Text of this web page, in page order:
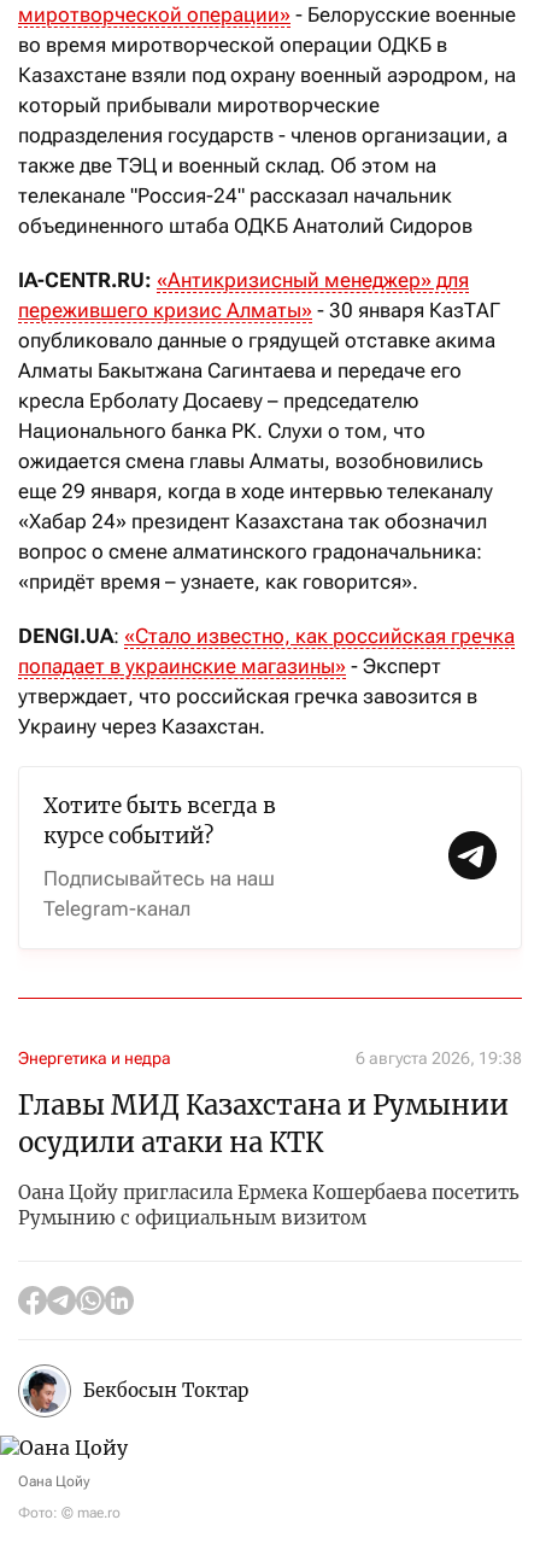
миротворческой операции» - Белорусские военные
во время миротворческой операции ОДКБ в
Казахстане взяли под охрану военный аэродром, на
который прибывали миротворческие
подразделения государств - членов организации, а
также две ТЭЦ и военный склад. Об этом на
телеканале "Россия-24" рассказал начальник
объединенного штаба ОДКБ Анатолий Сидоров
IA-CENTR.RU: «Антикризисный менеджер» для
пережившего кризис Алматы» - 30 января КазТАГ
опубликовало данные о грядущей отставке акима
Алматы Бакытжана Сагинтаева и передаче его
кресла Ерболату Досаеву – председателю
Национального банка РК. Слухи о том, что
ожидается смена главы Алматы, возобновились
еще 29 января, когда в ходе интервью телеканалу
«Хабар 24» президент Казахстана так обозначил
вопрос о смене алматинского градоначальника:
«придёт время – узнаете, как говорится».
DENGI.UA: «Стало известно, как российская гречка
попадает в украинские магазины» - Эксперт
утверждает, что российская гречка завозится в
Украину через Казахстан.
Хотите быть всегда в
курсе событий?
Подписывайтесь на наш
Telegram-канал
Энергетика и недра 6 августа 2026, 19:38
Главы МИД Казахстана и Румынии
осудили атаки на КТК
Оана Цойу пригласила Ермека Кошербаева посетить
Румынию с официальным визитом
Бекбосын Токтар
Оана Цойу
Фото: © mae.ro